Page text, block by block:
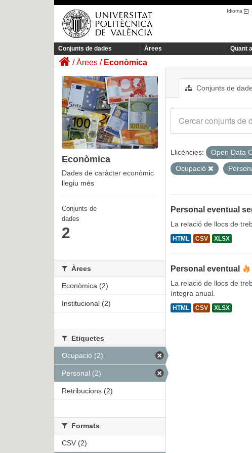
Idioma
Conjunts de dades Àrees Quant a
Àrees Econòmica
Conjunts de
Llicències: Open Data
Ocupació
Personal eventual
La relació de llocs de
HTML CSV XLSX
Personal eventual
La relació de llocs de
íntegra anual.
HTML CSV XLSX
Econòmica
Dades de caràcter econòmic
llegiu més
Conjunts de
dades
2
Àrees
Econòmica (2)
Institucional (2)
Etiquetes
Ocupació (2)
Personal (2)
Retribucions (2)
Formats
CSV (2)